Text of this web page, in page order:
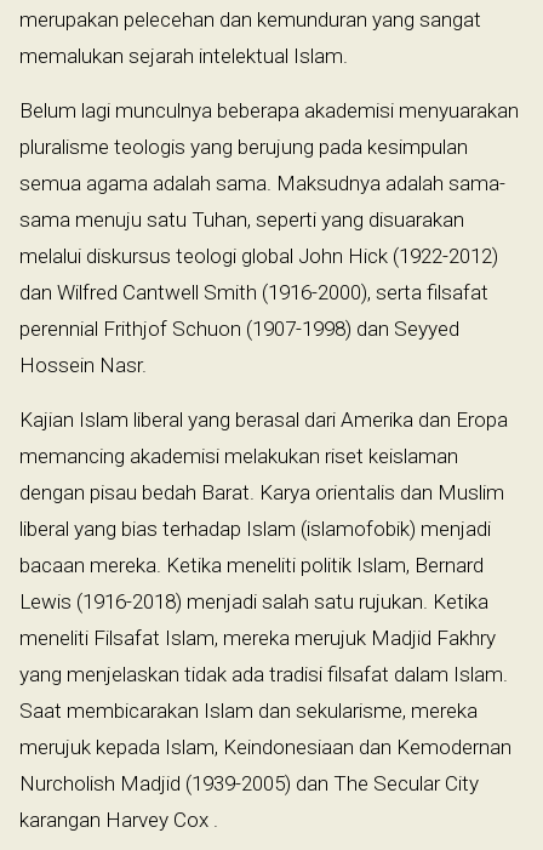
merupakan pelecehan dan kemunduran yang sangat
memalukan sejarah intelektual Islam.
Belum lagi munculnya beberapa akademisi menyuarakan
pluralisme teologis yang berujung pada kesimpulan
semua agama adalah sama. Maksudnya adalah sama-
sama menuju satu Tuhan, seperti yang disuarakan
melalui diskursus teologi global John Hick (1922-2012)
dan Wilfred Cantwell Smith (1916-2000), serta filsafat
perennial Frithjof Schuon (1907-1998) dan Seyyed
Hossein Nasr.
Kajian Islam liberal yang berasal dari Amerika dan Eropa
memancing akademisi melakukan riset keislaman
dengan pisau bedah Barat. Karya orientalis dan Muslim
liberal yang bias terhadap Islam (islamofobik) menjadi
bacaan mereka. Ketika meneliti politik Islam, Bernard
Lewis (1916-2018) menjadi salah satu rujukan. Ketika
meneliti Filsafat Islam, mereka merujuk Madjid Fakhry
yang menjelaskan tidak ada tradisi filsafat dalam Islam.
Saat membicarakan Islam dan sekularisme, mereka
merujuk kepada Islam, Keindonesiaan dan Kemodernan
Nurcholish Madjid (1939-2005) dan The Secular City
karangan Harvey Cox .